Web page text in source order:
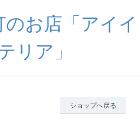
お店「アイイ
リア」
ショップへ戻る